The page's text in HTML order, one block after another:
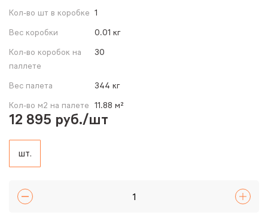
Кол-во шт в коробке 1
Вес коробки
0.01 кг
Кол-во коробок на
паллете
30
Вес палета
344 кг
Кол-во м2 на палете 11.88 м²
12 895 руб./шт
шт.